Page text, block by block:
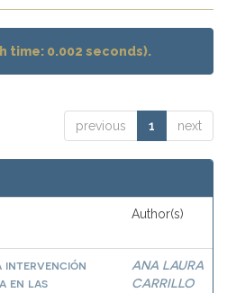
time: 0.002 seconds).
previous 1 next
Author(s)
intervención
en las
ANA LAURA
CARRILLO